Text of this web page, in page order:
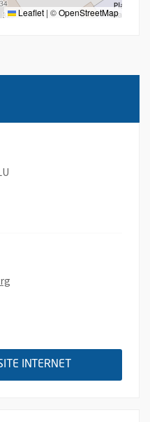
Leaflet | ©OpenStreetMap
INTERNET , OUVRE UNE